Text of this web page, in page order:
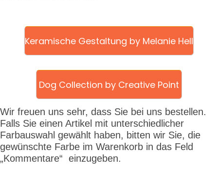
Keramische Gestaltung by Melanie Hell
Dog Collection by Creative Point
Wir freuen uns sehr, dass Sie bei uns bestellen.
Falls Sie einen Artikel mit unterschiedlicher
Farbauswahl gewählt haben, bitten wir Sie, die
gewünschte Farbe im Warenkorb in das Feld
„Kommentare“ einzugeben.